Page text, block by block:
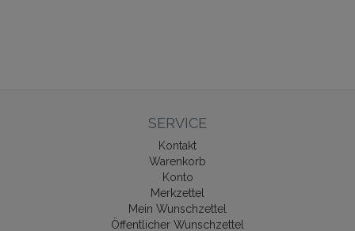
SERVICE
Kontakt
Warenkorb
Konto
Merkzettel
Mein Wunschzettel
Öffentlicher Wunschzettel